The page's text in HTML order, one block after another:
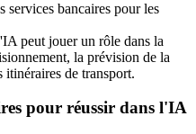
services bancaires pour les
peut jouer un rôle dans la
la prévision de la
itinéraires de transport.
pour réussir dans l'IA